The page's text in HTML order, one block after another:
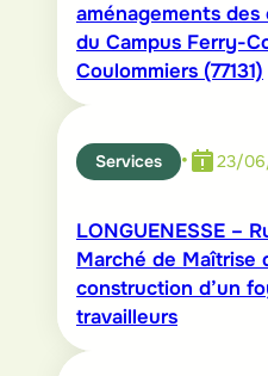
aménagements
du Campus Ferry-
Coulommiers (77131)
Services • 23/
LONGUENESSE –
Marché de Maîtrise
construction d’un
travailleurs